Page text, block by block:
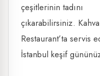
çeşitlerinin tadını
çıkarabilirsiniz.
Restaurant’ta servis
İstanbul keşif